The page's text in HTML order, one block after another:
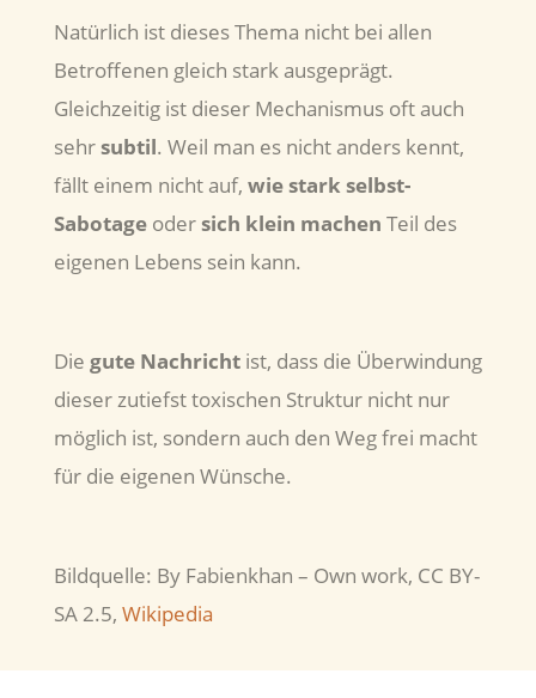
Natürlich ist dieses Thema nicht bei allen
Betroffenen gleich stark ausgeprägt.
Gleichzeitig ist dieser Mechanismus oft auch
sehrsubtil. Weil man es nicht anders kennt,
fällt einem nicht auf, wie stark selbst-
Sabotageodersich klein machen Teil des
eigenen Lebens sein kann.
Die gute Nachrichtist, dass die Überwindung
dieser zutiefst toxischen Struktur nicht nur
möglich ist, sondern auch den Weg frei macht
für die eigenen Wünsche.
Bildquelle: By Fabienkhan – Own work, CC BY-
SA 2.5, Wikipedia